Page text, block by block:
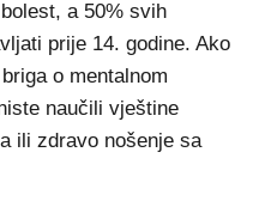
a 50% svih
prije 14. godine. Ako
o mentalnom
naučili vještine
ili zdravo nošenje sa